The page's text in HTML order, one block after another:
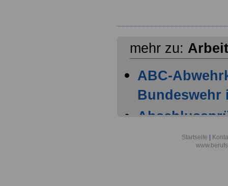
mehr zu:
ABC-
Bundeswehr
Startseite